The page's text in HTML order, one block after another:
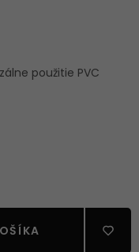
použitie PVC